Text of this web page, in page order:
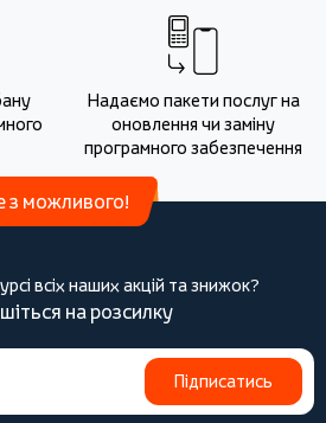
Надаємо пакети послуг на
оновлення чи заміну
програмного забезпечення
можливого!
всіх наших акцій та знижок?
на розсилку
Підписатись